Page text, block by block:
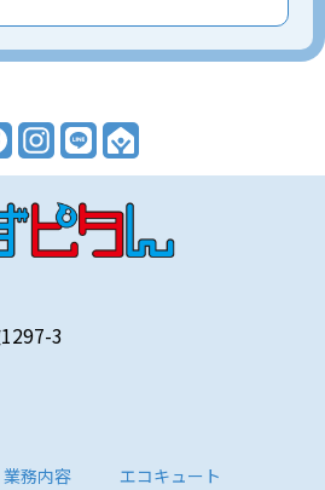
3
業務内容 エコキュート